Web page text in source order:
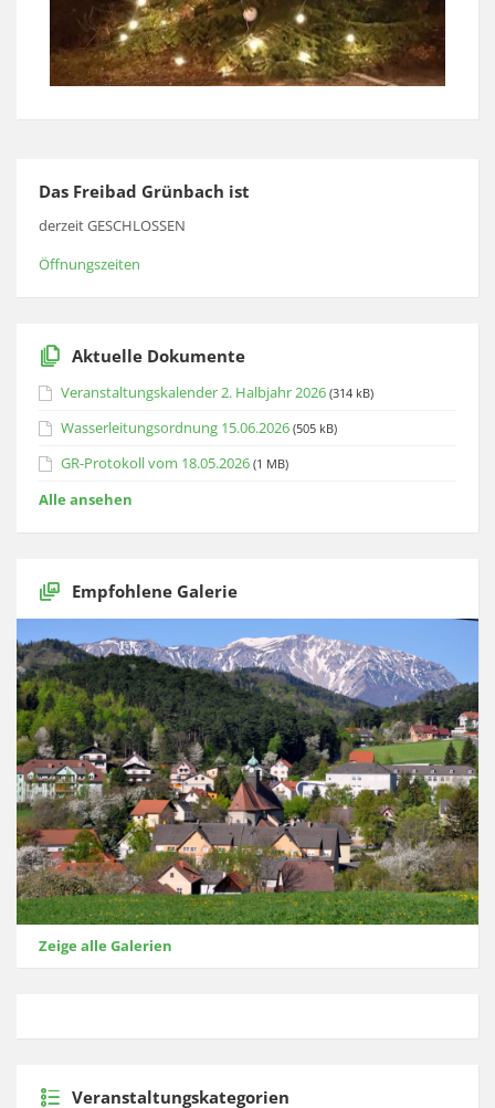
Das Freibad Grünbach ist
derzeit GESCHLOSSEN
Öffnungszeiten
Aktuelle Dokumente
Veranstaltungskalender 2. Halbjahr 2026 (314 kB)
Wasserleitungsordnung 15.06.2026 (505 kB)
GR-Protokoll vom 18.05.2026 (1 MB)
Alle ansehen
Empfohlene Galerie
Zeige alle Galerien
Veranstaltungskategorien